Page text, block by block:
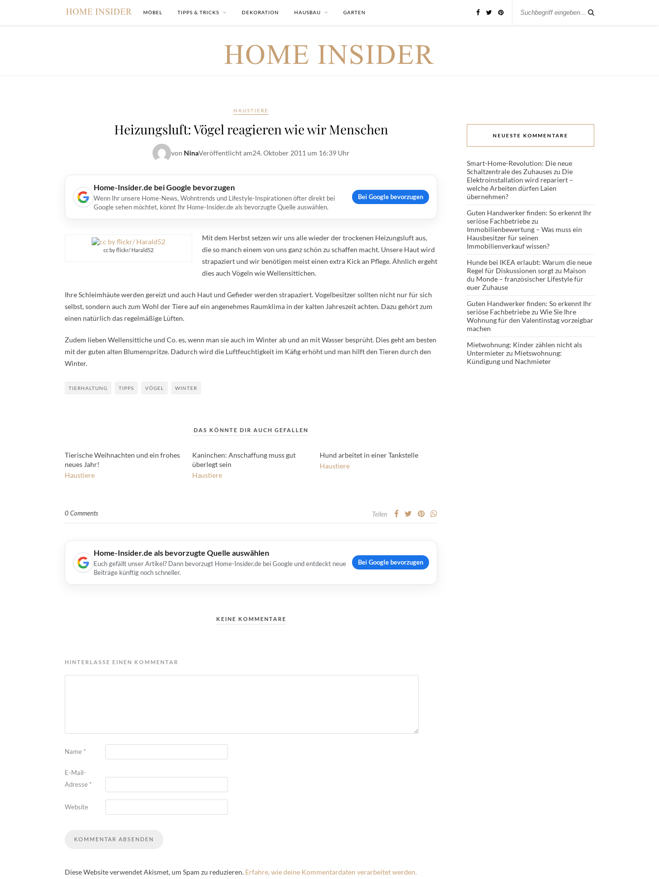
MÖBEL TIPPS & TRICKS DEKORATION HAUSBAU GARTEN
HAUSTIERE
Heizungsluft: Vögel reagieren wie wir Menschen
von NinaVeröffentlicht am24. Oktober 2011 um 16:39 Uhr
Home-Insider.de bei Google bevorzugen
Wenn Ihr unsere Home-News, Wohntrends und Lifestyle-Inspirationen öfter direkt bei
Google sehen möchtet, könnt Ihr Home-Insider.de als bevorzugte Quelle auswählen.
Bei Google bevorzugen
cc by flickr/ Harald52
Mit dem Herbst setzen wir uns alle wieder der trockenen Heizungsluft aus,
die so manch einem von uns ganz schön zu schaffen macht. Unsere Haut wird
strapaziert und wir benötigen meist einen extra Kick an Pflege. Ähnlich ergeht
dies auch Vögeln wie Wellensittichen.
Ihre Schleimhäute werden gereizt und auch Haut und Gefieder werden strapaziert. Vogelbesitzer sollten nicht nur für sich
selbst, sondern auch zum Wohl der Tiere auf ein angenehmes Raumklima in der kalten Jahreszeit achten. Dazu gehört zum
einen natürlich das regelmäßige Lüften.
Zudem lieben Wellensittiche und Co. es, wenn man sie auch im Winter ab und an mit Wasser besprüht. Dies geht am besten
mit der guten alten Blumenspritze. Dadurch wird die Luftfeuchtigkeit im Käfig erhöht und man hilft den Tieren durch den
Winter.
TIERHALTUNG TIPPS VÖGEL WINTER
DAS KÖNNTE DIR AUCH GEFALLEN
Tierische Weihnachten und ein frohes
neues Jahr!
Haustiere
Kaninchen: Anschaffung muss gut
überlegt sein
Haustiere
Hund arbeitet in einer Tankstelle
Haustiere
0 Comments Teilen
Home-Insider.de als bevorzugte Quelle auswählen
Euch gefällt unser Artikel? Dann bevorzugt Home-Insider.de bei Google und entdeckt neue
Beiträge künftig noch schneller.
Bei Google bevorzugen
KEINE KOMMENTARE
HINTERLASSE EINEN KOMMENTAR
Name *
E-Mail-
Adresse *
Website
Diese Website verwendet Akismet, um Spam zu reduzieren. Erfahre, wie deine Kommentardaten verarbeitet werden.
NEUESTE KOMMENTARE
Smart-Home-Revolution: Die neue
Schaltzentrale des Zuhauseszu Die
Elektroinstallation wird repariert –
welche Arbeiten dürfen Laien
übernehmen?
Guten Handwerker finden: So erkennt Ihr
seriöse Fachbetriebezu
Immobilienbewertung – Was muss ein
Hausbesitzer für seinen
Immobilienverkauf wissen?
Hunde bei IKEA erlaubt: Warum die neue
Regel für Diskussionen sorgtzu Maison
du Monde – französischer Lifestyle für
euer Zuhause
Guten Handwerker finden: So erkennt Ihr
seriöse Fachbetriebezu Wie Sie Ihre
Wohnung für den Valentinstag vorzeigbar
machen
Mietwohnung: Kinder zählen nicht als
Untermieterzu Mietswohnung:
Kündigung und Nachmieter